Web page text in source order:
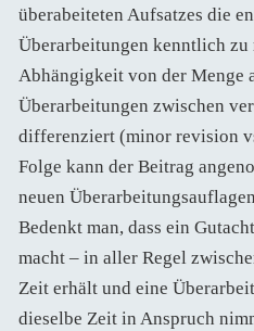
überabeiteten Aufsatzes die
Überarbeitungen kenntlich
Abhängigkeit von der Menge
Überarbeitungen zwischen
differenziert (minor revision
Folge kann der Beitrag
neuen
Bedenkt man, dass ein
macht – in aller Regel
Zeit erhält und eine
dieselbe Zeit in Anspruch